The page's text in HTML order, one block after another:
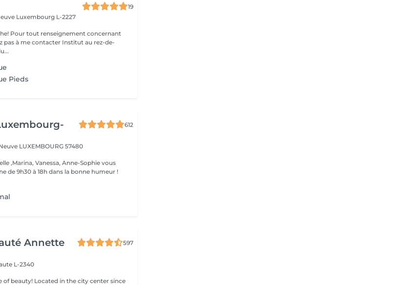
19
Luxembourg L-2227
Pour tout renseignement concernant
contacter Institut au rez-de-
Pieds
612
LUXEMBOURG 57480
,Marina, Vanessa, Anne-Sophie vous
de 9h30 à 18h dans la bonne humeur !
Annette
597
L-2340
the city center since